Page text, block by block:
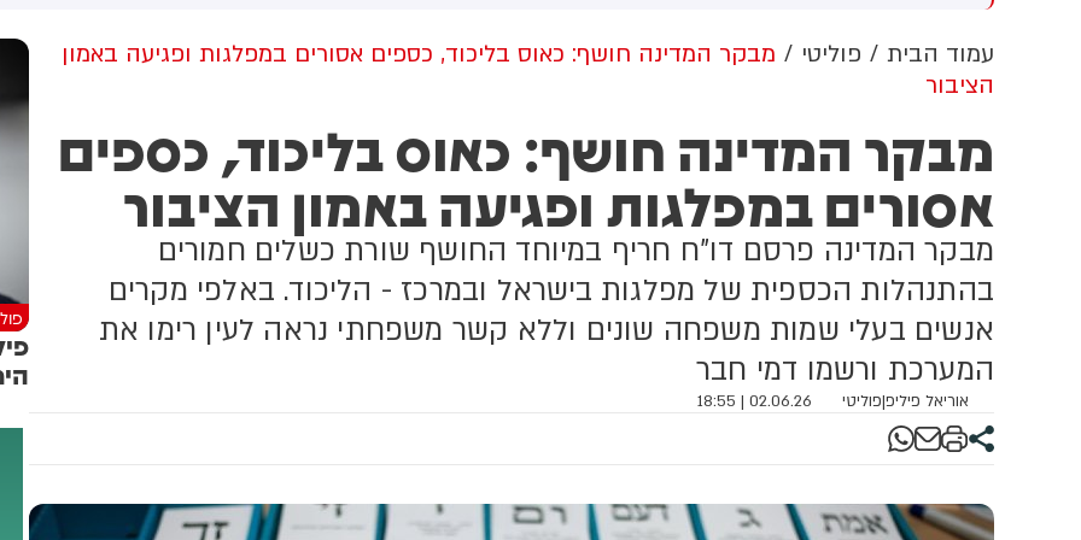
מניתוח חדש של
CyberWell, ארגון המנטר
ברשת. הדו"ח מצא כי
אנגלית וספרדית,
שיהודים הם שהציתו
את השריפות בצרפת,
ונורבגיה בטרה להרוויח
או כלכלית מהמצב.
הבוקר בשכונת בקעה בירושלים
עמוד הבית פוליטי
מבקר המדינה חושף: כאוס בליכוד, כספים אסורים במפלגות ופגיעה באמון
הציבור
מבקר המדינה חושף: כאוס בליכוד, כספים
אסורים במפלגות ופגיעה באמון הציבור
מבקר המדינה פרסם דו"ח חריף במיוחד החושף שורת כשלים חמורים
בהתנהלות הכספית של מפלגות בישראל ובמרכז - הליכוד. באלפי מקרים
אנשים בעלי שמות משפחה שונים וללא קשר משפחתי נראה לעין רימו את
המערכת ורשמו דמי חבר
אוריאל פיליפ|פוליטי 02.06.26 | 18:55